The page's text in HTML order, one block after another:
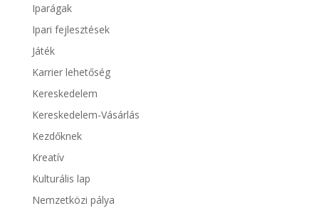
Iparágak
Ipari fejlesztések
Játék
Karrier lehetőség
Kereskedelem
Kereskedelem-Vásárlás
Kezdőknek
Kreatív
Kulturális lap
Nemzetközi pálya